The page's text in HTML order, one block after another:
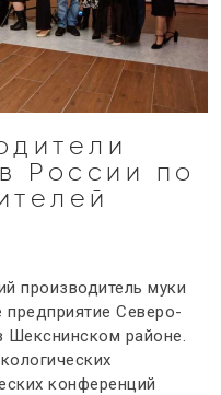
в России по
производитель муки
предприятие Северо-
районе.
конференций